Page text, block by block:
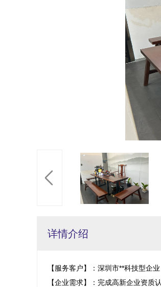
详情介绍
【服务客户】：深圳市**科技型企业
【企业需求】：完成高新企业资